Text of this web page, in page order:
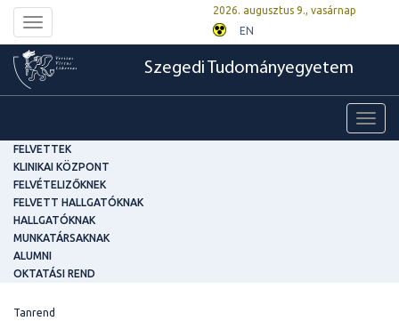
Toggle
navigation
2026. augusztus 9., vasárnap
EN
Szegedi Tudományegyetem
FELVETTEK
KLINIKAI KÖZPONT
FELVÉTELIZŐKNEK
FELVETT HALLGATÓKNAK
HALLGATÓKNAK
MUNKATÁRSAKNAK
ALUMNI
OKTATÁSI REND
Tanrend